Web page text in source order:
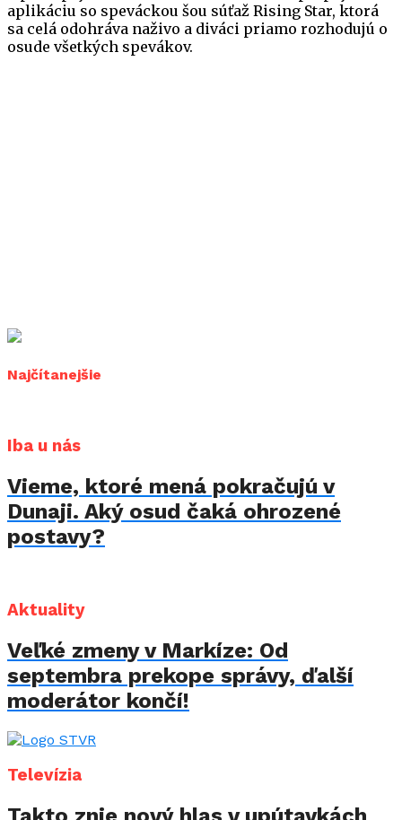
aplikáciu so speváckou šou súťaž Rising Star, ktorá
sa celá odohráva naživo a diváci priamo rozhodujú o
osude všetkých spevákov.
Najčítanejšie
Iba u nás
Vieme, ktoré mená pokračujú v
Dunaji. Aký osud čaká ohrozené
postavy?
Aktuality
Veľké zmeny v Markíze: Od
septembra prekope správy, ďalší
moderátor končí!
Televízia